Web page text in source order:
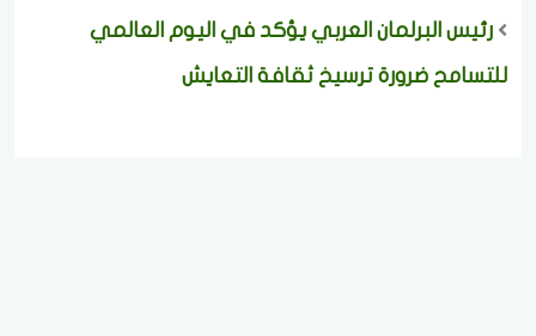
رئيس البرلمان العربي يؤكد في اليوم العالمي
للتسامح ضرورة ترسيخ ثقافة التعايش